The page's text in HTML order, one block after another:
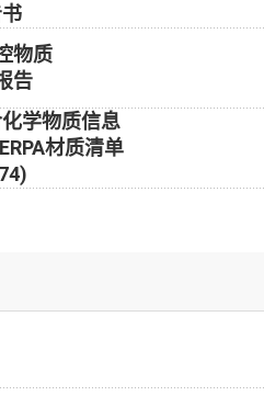
物质
告
学物质信息
材质清单